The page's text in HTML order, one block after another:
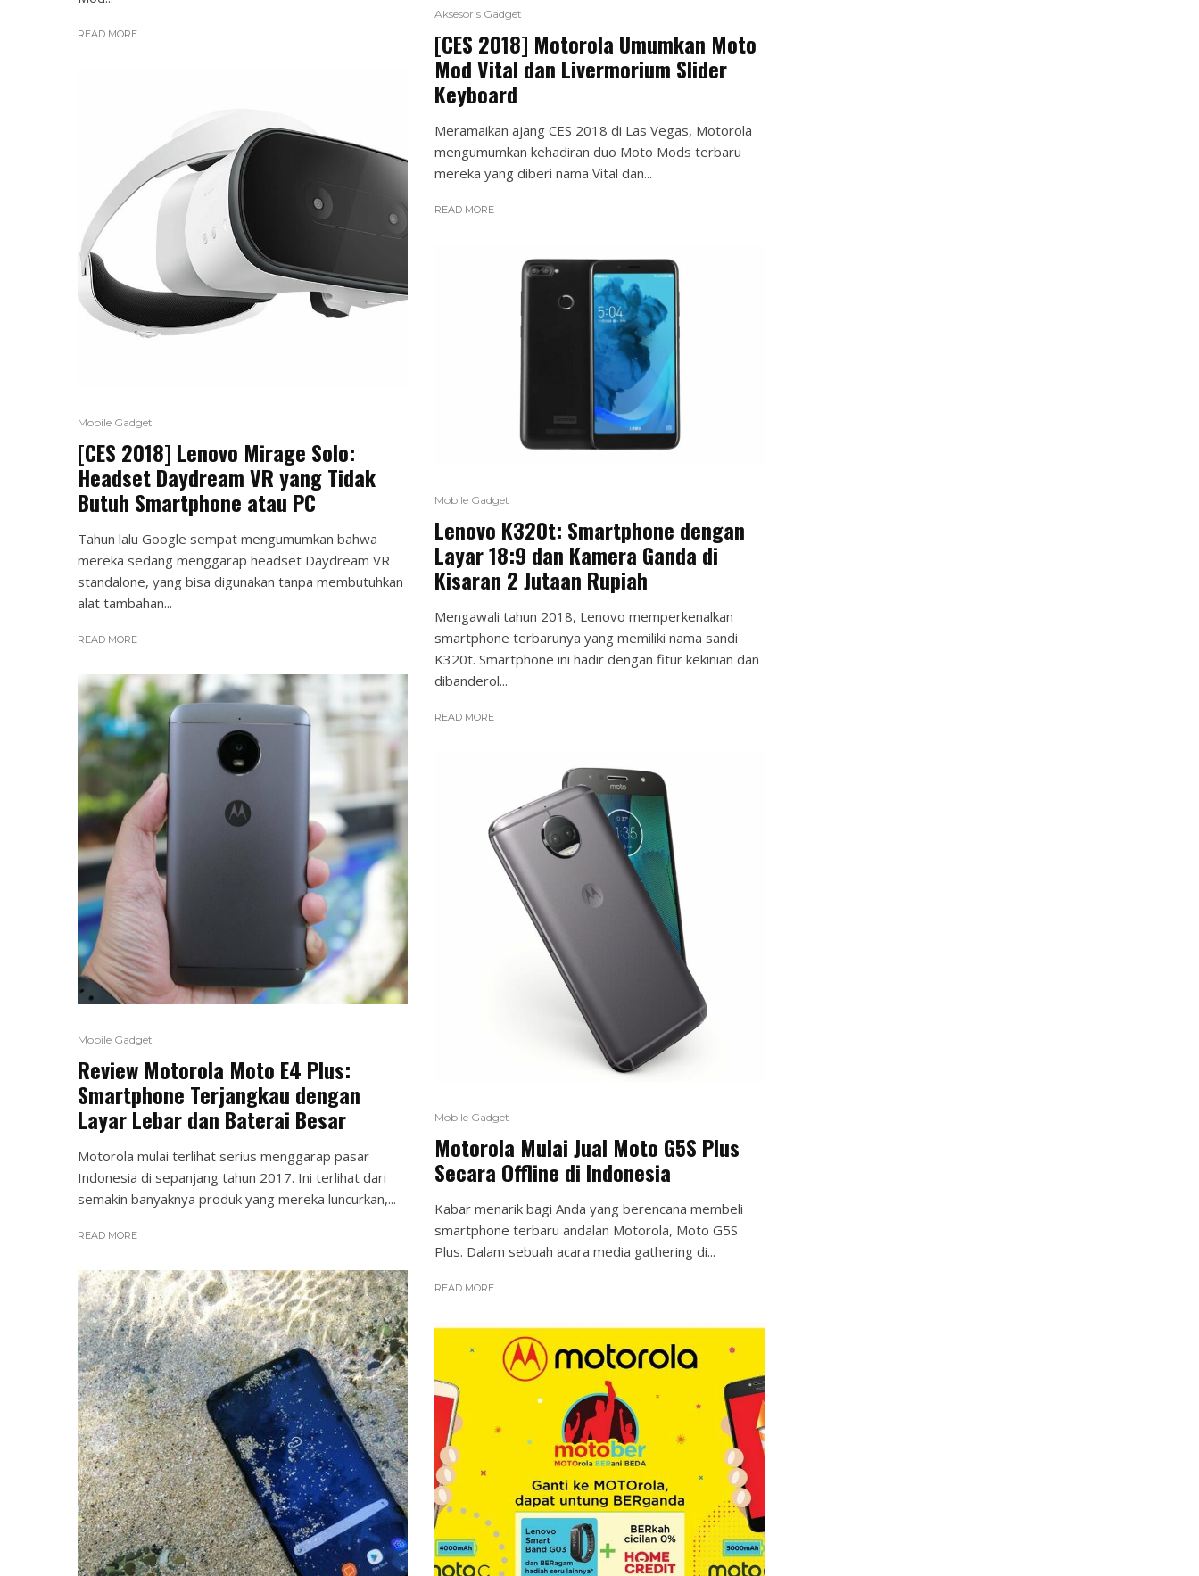
READ MORE
Mobile Gadget
[CES 2018] Lenovo Mirage Solo:
Headset Daydream VR yang Tidak
Butuh Smartphone atau PC
Tahun lalu Google sempat mengumumkan bahwa
mereka sedang menggarap headset Daydream VR
standalone, yang bisa digunakan tanpa membutuhkan
alat tambahan...
READ MORE
Mobile Gadget
Review Motorola Moto E4 Plus:
Smartphone Terjangkau dengan
Layar Lebar dan Baterai Besar
Motorola mulai terlihat serius menggarap pasar
Indonesia di sepanjang tahun 2017. Ini terlihat dari
semakin banyaknya produk yang mereka luncurkan,...
READ MORE
Aksesoris Gadget
[CES 2018] Motorola Umumkan Moto
Mod Vital dan Livermorium Slider
Keyboard
Meramaikan ajang CES 2018 di Las Vegas, Motorola
mengumumkan kehadiran duo Moto Mods terbaru
mereka yang diberi nama Vital dan...
READ MORE
Mobile Gadget
Lenovo K320t: Smartphone dengan
Layar 18:9 dan Kamera Ganda di
Kisaran 2 Jutaan Rupiah
Mengawali tahun 2018, Lenovo memperkenalkan
smartphone terbarunya yang memiliki nama sandi
K320t. Smartphone ini hadir dengan fitur kekinian dan
dibanderol...
READ MORE
Mobile Gadget
Motorola Mulai Jual Moto G5S Plus
Secara Offline di Indonesia
Kabar menarik bagi Anda yang berencana membeli
smartphone terbaru andalan Motorola, Moto G5S
Plus. Dalam sebuah acara media gathering di...
READ MORE